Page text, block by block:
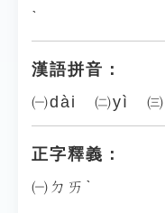
ˋ
漢語拼音：
㈠dài ㈡yì
正字釋義：
㈠ㄉㄞˋ